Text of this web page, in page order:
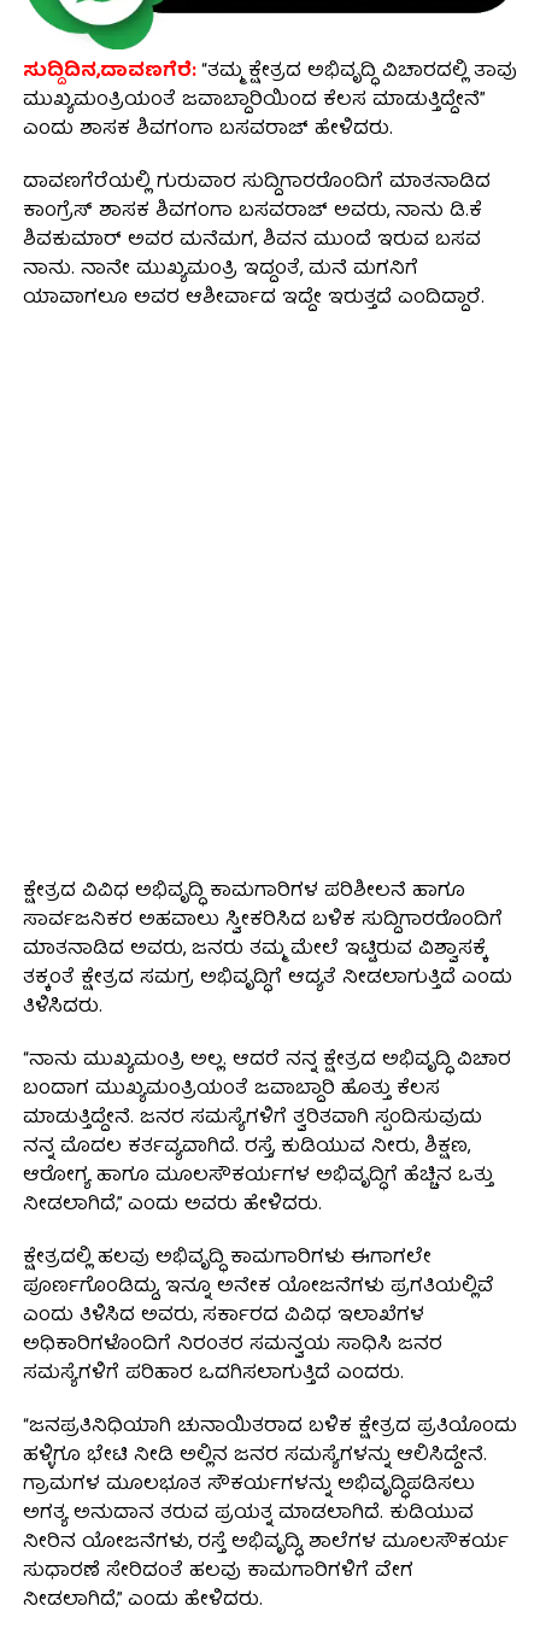
ಸುದ್ದಿದಿನ,ದಾವಣಗೆರೆ:“ತಮ್ಮ ಕ್ಷೇತ್ರದ ಅಭಿವೃದ್ಧಿ ವಿಚಾರದಲ್ಲಿ ತಾವು
ಮುಖ್ಯಮಂತ್ರಿಯಂತೆ ಜವಾಬ್ದಾರಿಯಿಂದ ಕೆಲಸ ಮಾಡುತ್ತಿದ್ದೇನೆ”
ಎಂದು ಶಾಸಕ ಶಿವಗಂಗಾ ಬಸವರಾಜ್ ಹೇಳಿದರು.
ದಾವಣಗೆರೆಯಲ್ಲಿ ಗುರುವಾರ ಸುದ್ದಿಗಾರರೊಂದಿಗೆ ಮಾತನಾಡಿದ
ಕಾಂಗ್ರೆಸ್ ಶಾಸಕ ಶಿವಗಂಗಾ ಬಸವರಾಜ್ ಅವರು, ನಾನು ಡಿ.ಕೆ
ಶಿವಕುಮಾರ್‌ ಅವರ ಮನೆಮಗ, ಶಿವನ ಮುಂದೆ ಇರುವ ಬಸವ
ನಾನು. ನಾನೇ ಮುಖ್ಯಮಂತ್ರಿ ಇದ್ದಂತೆ, ಮನೆ ಮಗನಿಗೆ
ಯಾವಾಗಲೂ ಅವರ ಆಶೀರ್ವಾದ ಇದ್ದೇ ಇರುತ್ತದೆ ಎಂದಿದ್ದಾರೆ.
ಕ್ಷೇತ್ರದ ವಿವಿಧ ಅಭಿವೃದ್ಧಿ ಕಾಮಗಾರಿಗಳ ಪರಿಶೀಲನೆ ಹಾಗೂ
ಸಾರ್ವಜನಿಕರ ಅಹವಾಲು ಸ್ವೀಕರಿಸಿದ ಬಳಿಕ ಸುದ್ದಿಗಾರರೊಂದಿಗೆ
ಮಾತನಾಡಿದ ಅವರು, ಜನರು ತಮ್ಮ ಮೇಲೆ ಇಟ್ಟಿರುವ ವಿಶ್ವಾಸಕ್ಕೆ
ತಕ್ಕಂತೆ ಕ್ಷೇತ್ರದ ಸಮಗ್ರ ಅಭಿವೃದ್ಧಿಗೆ ಆದ್ಯತೆ ನೀಡಲಾಗುತ್ತಿದೆ ಎಂದು
ತಿಳಿಸಿದರು.
“ನಾನು ಮುಖ್ಯಮಂತ್ರಿ ಅಲ್ಲ. ಆದರೆ ನನ್ನ ಕ್ಷೇತ್ರದ ಅಭಿವೃದ್ಧಿ ವಿಚಾರ
ಬಂದಾಗ ಮುಖ್ಯಮಂತ್ರಿಯಂತೆ ಜವಾಬ್ದಾರಿ ಹೊತ್ತು ಕೆಲಸ
ಮಾಡುತ್ತಿದ್ದೇನೆ. ಜನರ ಸಮಸ್ಯೆಗಳಿಗೆ ತ್ವರಿತವಾಗಿ ಸ್ಪಂದಿಸುವುದು
ನನ್ನ ಮೊದಲ ಕರ್ತವ್ಯವಾಗಿದೆ. ರಸ್ತೆ, ಕುಡಿಯುವ ನೀರು, ಶಿಕ್ಷಣ,
ಆರೋಗ್ಯ ಹಾಗೂ ಮೂಲಸೌಕರ್ಯಗಳ ಅಭಿವೃದ್ಧಿಗೆ ಹೆಚ್ಚಿನ ಒತ್ತು
ನೀಡಲಾಗಿದೆ,” ಎಂದು ಅವರು ಹೇಳಿದರು.
ಕ್ಷೇತ್ರದಲ್ಲಿ ಹಲವು ಅಭಿವೃದ್ಧಿ ಕಾಮಗಾರಿಗಳು ಈಗಾಗಲೇ
ಪೂರ್ಣಗೊಂಡಿದ್ದು, ಇನ್ನೂ ಅನೇಕ ಯೋಜನೆಗಳು ಪ್ರಗತಿಯಲ್ಲಿವೆ
ಎಂದು ತಿಳಿಸಿದ ಅವರು, ಸರ್ಕಾರದ ವಿವಿಧ ಇಲಾಖೆಗಳ
ಅಧಿಕಾರಿಗಳೊಂದಿಗೆ ನಿರಂತರ ಸಮನ್ವಯ ಸಾಧಿಸಿ ಜನರ
ಸಮಸ್ಯೆಗಳಿಗೆ ಪರಿಹಾರ ಒದಗಿಸಲಾಗುತ್ತಿದೆ ಎಂದರು.
“ಜನಪ್ರತಿನಿಧಿಯಾಗಿ ಚುನಾಯಿತರಾದ ಬಳಿಕ ಕ್ಷೇತ್ರದ ಪ್ರತಿಯೊಂದು
ಹಳ್ಳಿಗೂ ಭೇಟಿ ನೀಡಿ ಅಲ್ಲಿನ ಜನರ ಸಮಸ್ಯೆಗಳನ್ನು ಆಲಿಸಿದ್ದೇನೆ.
ಗ್ರಾಮಗಳ ಮೂಲಭೂತ ಸೌಕರ್ಯಗಳನ್ನು ಅಭಿವೃದ್ಧಿಪಡಿಸಲು
ಅಗತ್ಯ ಅನುದಾನ ತರುವ ಪ್ರಯತ್ನ ಮಾಡಲಾಗಿದೆ. ಕುಡಿಯುವ
ನೀರಿನ ಯೋಜನೆಗಳು, ರಸ್ತೆ ಅಭಿವೃದ್ಧಿ, ಶಾಲೆಗಳ ಮೂಲಸೌಕರ್ಯ
ಸುಧಾರಣೆ ಸೇರಿದಂತೆ ಹಲವು ಕಾಮಗಾರಿಗಳಿಗೆ ವೇಗ
ನೀಡಲಾಗಿದೆ,” ಎಂದು ಹೇಳಿದರು.